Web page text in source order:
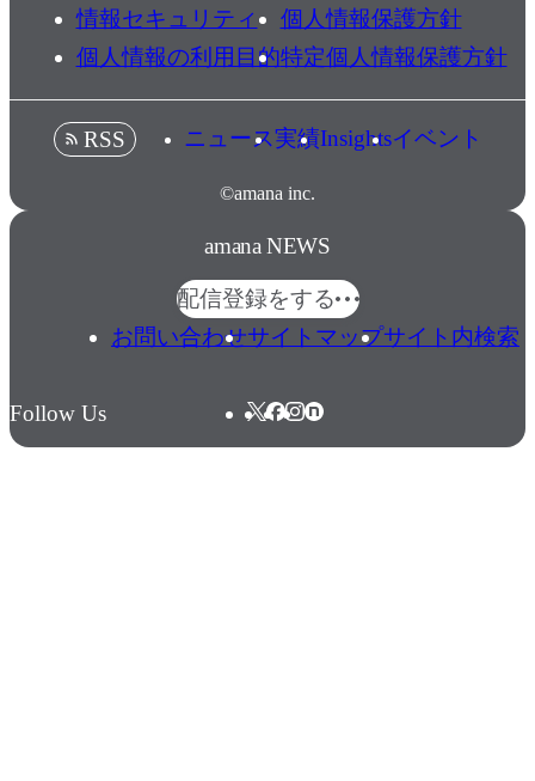
情報セキュリティ
個人情報保護方針
個人情報の利用目的特定個人情報保護方針
©amana inc.
RSS ニュース実績Insightsイベント
amana NEWS
配信登録をする
お問い合わせサイトマップサイト内検索
Follow Us